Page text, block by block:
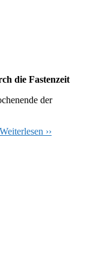
die Fastenzeit
der
Weiterlesen ››